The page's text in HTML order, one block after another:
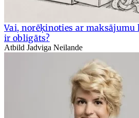
Vai, norēķinoties ar maksājumu
ir obligāts?
Atbild Jadviga Neilande